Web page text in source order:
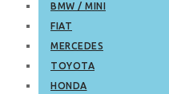
BMW / MINI
FIAT
MERCEDES
TOYOTA
HONDA